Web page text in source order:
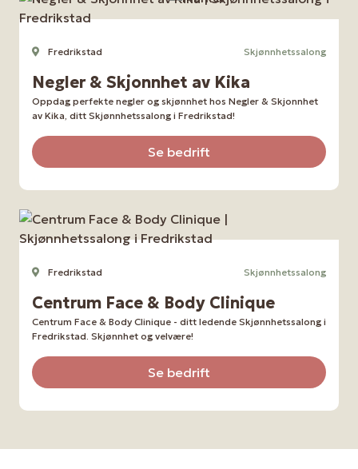
Fredrikstad Skjønnhetssalong
Negler & Skjonnhet av Kika
Oppdag perfekte negler og skjønnhet hos Negler & Skjonnhet
av Kika, ditt Skjønnhetssalong i Fredrikstad!
Se bedrift
Fredrikstad Skjønnhetssalong
Centrum Face & Body Clinique
Centrum Face & Body Clinique - ditt ledende Skjønnhetssalong i
Fredrikstad. Skjønnhet og velvære!
Se bedrift